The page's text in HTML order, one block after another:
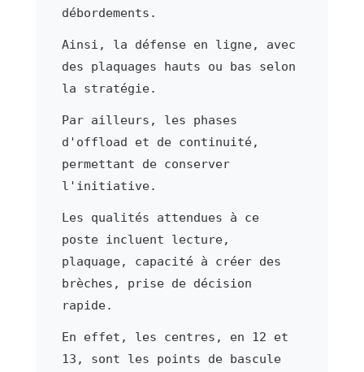
débordements.
Ainsi, la défense en ligne, avec
des plaquages hauts ou bas selon
la stratégie.
Par ailleurs, les phases
d'offload et de continuité,
permettant de conserver
l'initiative.
Les qualités attendues à ce
poste incluent lecture,
plaquage, capacité à créer des
brèches, prise de décision
rapide.
En effet, les centres, en 12 et
13, sont les points de bascule